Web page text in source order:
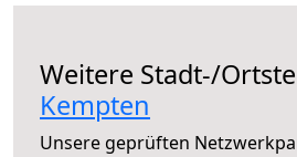
Weitere Stadt-/
Kempten
Unsere geprüften